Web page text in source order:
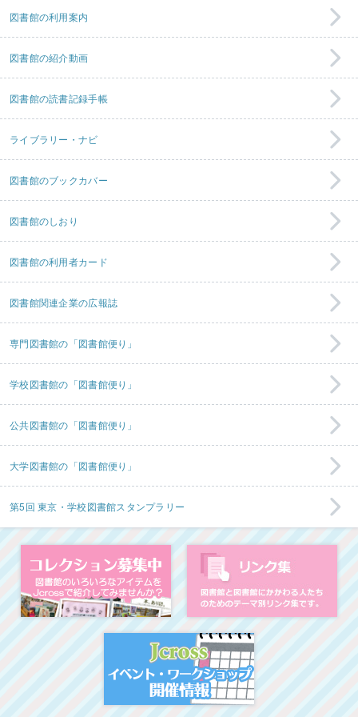
図書館の利用案内
図書館の紹介動画
図書館の読書記録手帳
ライブラリー・ナビ
図書館のブックカバー
図書館のしおり
図書館の利用者カード
図書館関連企業の広報誌
専門図書館の「図書館便り」
学校図書館の「図書館便り」
公共図書館の「図書館便り」
大学図書館の「図書館便り」
第5回 東京・学校図書館スタンプラリー
コレクション募集中 図
イベント・ワーク